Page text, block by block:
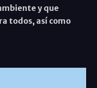
y que
todos, así como